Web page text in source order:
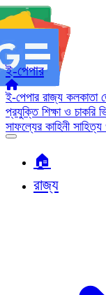
ই-পেপার
ই-পেপার রাজ্য কলকাতা
প্রযুক্তি শিক্ষা ও চাকরি
সাফল্যের কাহিনী
🏠︎
রাজ্য